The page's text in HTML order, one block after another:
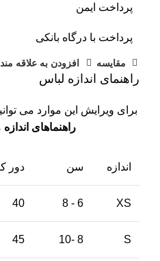
پرداخت ایمن
پرداخت با درگاه بانکی
مقايسه افزودن به علاقه
راهنمای اندازه لباس
برای ویرایش این موارد می
راهنماهای اندازه
اندازه سن دور
XS
6 - 8
40
S
8 -10
45